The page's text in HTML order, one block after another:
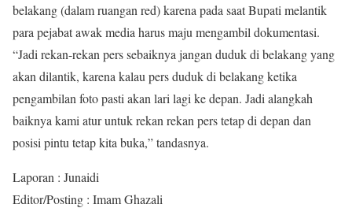
belakang (dalam ruangan red) karena pada saat Bupati melantik
para pejabat awak media harus maju mengambil dokumentasi.
“Jadi rekan-rekan pers sebaiknya jangan duduk di belakang yang
akan dilantik, karena kalau pers duduk di belakang ketika
pengambilan foto pasti akan lari lagi ke depan. Jadi alangkah
baiknya kami atur untuk rekan rekan pers tetap di depan dan
posisi pintu tetap kita buka,” tandasnya.
Laporan : Junaidi
Editor/Posting : Imam Ghazali